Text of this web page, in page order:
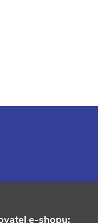
e-shopu: